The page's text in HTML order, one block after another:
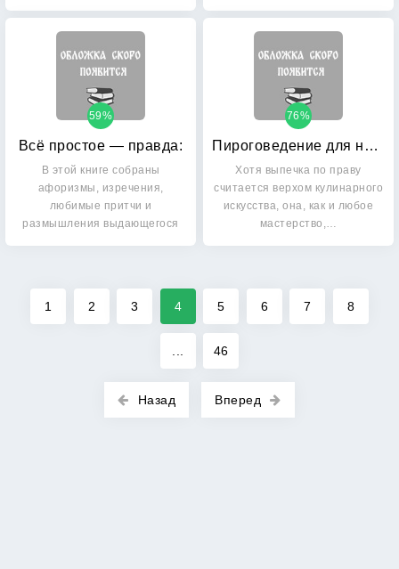
Всё простое — правда:
59%
В этой книге собраны
афоризмы, изречения,
любимые притчи и
размышления выдающегося
Пироговедение для начинающих
76%
Хотя выпечка по праву
считается верхом кулинарного
искусства, она, как и любое
мастерство,…
Назад
1 2 3 4 5 6 7 8
46
Вперед